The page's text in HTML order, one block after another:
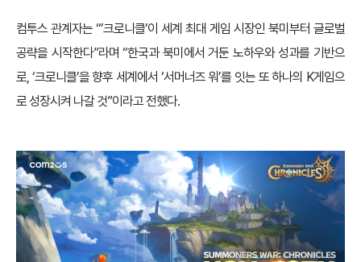
컴투스 관계자는 “’크로니클’이 세계 최대 게임 시장인 북미부터 글로벌
공략을 시작한다”라며 “한국과 북미에서 거둔 노하우와 성과를 기반으
로, ‘크로니클’을 향후 세계에서 ‘서머너즈 워’를 잇는 또 하나의 K게임으
로 성장시켜 나갈 것”이라고 전했다.